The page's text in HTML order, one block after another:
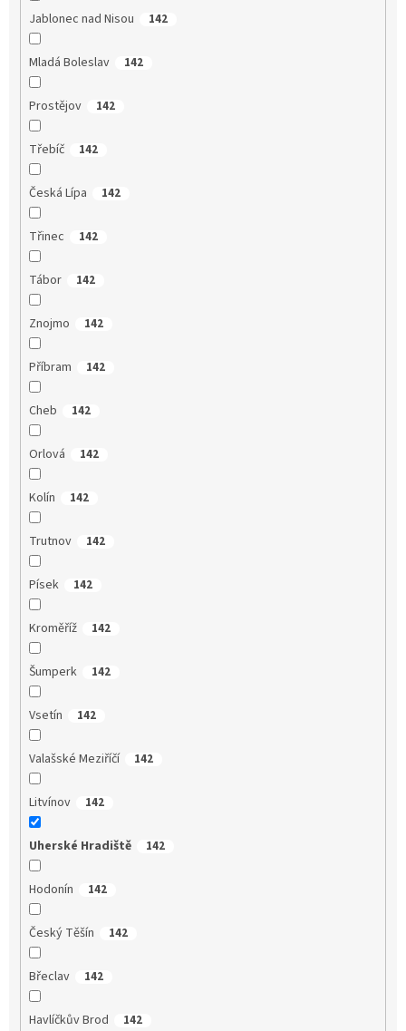
Jablonec nad Nisou 142
Mladá Boleslav 142
Prostějov 142
Třebíč 142
Česká Lípa 142
Třinec 142
Tábor 142
Znojmo 142
Příbram 142
Cheb 142
Orlová 142
Kolín 142
Trutnov 142
Písek 142
Kroměříž 142
Šumperk 142
Vsetín 142
Valašské Meziříčí 142
Litvínov 142
Uherské Hradiště 142
Hodonín 142
Český Těšín 142
Břeclav 142
Havlíčkův Brod 142